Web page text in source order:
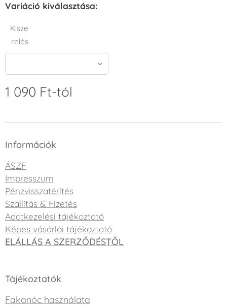
Variáció kiválasztása:
Kisze
relés
1 090 Ft-tól
Információk
ÁSZF
Impresszum
Pénzvisszatérítés
Szállítás & Fizetés
Adatkezelési tájékoztató
Képes vásárlói tájékoztató
ELÁLLÁS A SZERZŐDÉSTŐL
Tájékoztatók
Fakanóc használata